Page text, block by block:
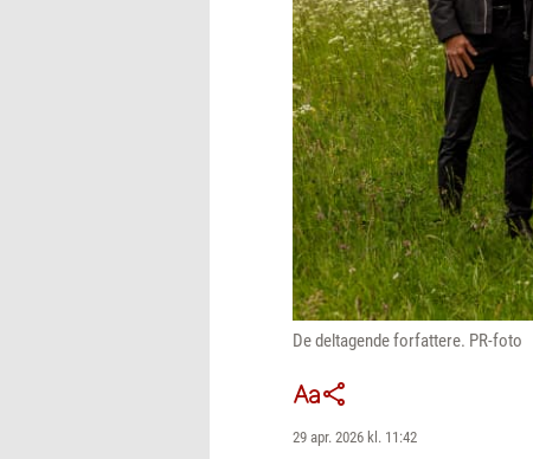
De deltagende forfattere. PR-foto
29 apr. 2026 kl. 11:42